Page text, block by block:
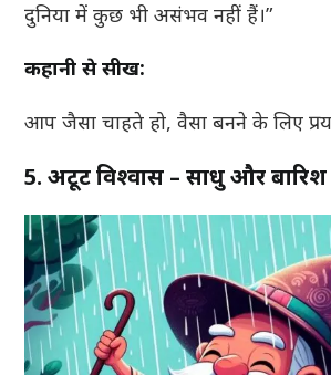
दुनिया में कुछ भी असंभव नहीं हैं।”
कहानी से सीख:
आप जैसा चाहते हो, वैसा बनने के लिए
5. अटूट विश्वास – साधु और बारिश